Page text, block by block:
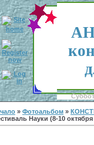
» Фотоальбом »
Науки (8-10 октября